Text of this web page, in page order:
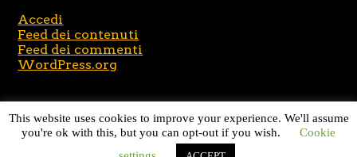
Accedi
Feed dei contenuti
Feed dei commenti
WordPress.org
Copyright © 2026 Massimo Brusasco
. All Rights
Reserved.Journal Lite by Slocum Studio
This website uses cookies to improve your experience. We'll assume
you're ok with this, but you can opt-out if you wish.
Cookie